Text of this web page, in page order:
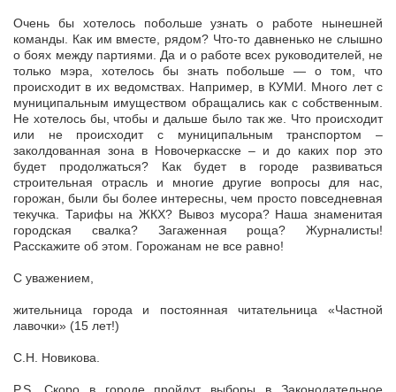
Очень бы хотелось побольше узнать о работе нынешней
команды. Как им вместе, рядом? Что-то давненько не слышно
о боях между партиями. Да и о работе всех руководителей, не
только мэра, хотелось бы знать побольше — о том, что
происходит в их ведомствах. Например, в КУМИ. Много лет с
муниципальным имуществом обращались как с собственным.
Не хотелось бы, чтобы и дальше было так же. Что происходит
или не происходит с муниципальным транспортом –
заколдованная зона в Новочеркасске – и до каких пор это
будет продолжаться? Как будет в городе развиваться
строительная отрасль и многие другие вопросы для нас,
горожан, были бы более интересны, чем просто повседневная
текучка. Тарифы на ЖКХ? Вывоз мусора? Наша знаменитая
городская свалка? Загаженная роща? Журналисты!
Расскажите об этом. Горожанам не все равно!
С уважением,
жительница города и постоянная читательница «Частной
лавочки» (15 лет!)
С.Н. Новикова.